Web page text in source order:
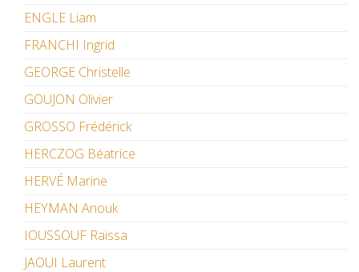
ENGLE Liam
FRANCHI Ingrid
GEORGE Christelle
GOUJON Olivier
GROSSO Frédérick
HERCZOG Béatrice
HERVÉ Marine
HEYMAN Anouk
IOUSSOUF Raïssa
JAOUI Laurent